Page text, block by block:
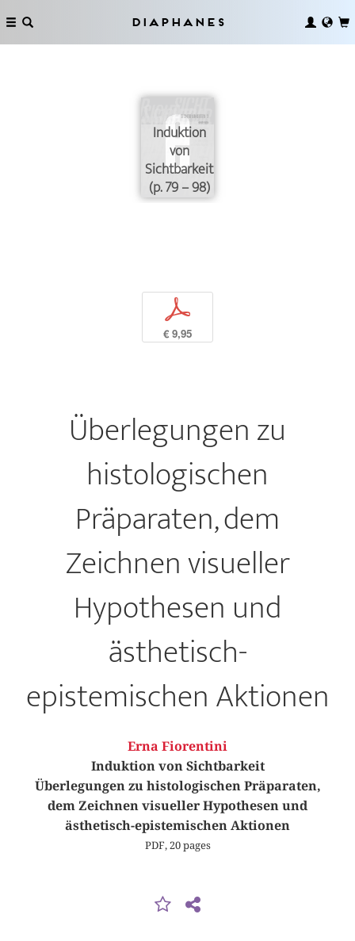
Diaphanes
Induktion
von
Sichtbarkeit
(p. 79 – 98)
p
€ 9,95
Überlegungen zu
histologischen
Präparaten, dem
Zeichnen visueller
Hypothesen und
ästhetisch-
epistemischen Aktionen
Erna Fiorentini
Induktion von Sichtbarkeit
Überlegungen zu histologischen Präparaten,
dem Zeichnen visueller Hypothesen und
ästhetisch-epistemischen Aktionen
PDF, 20 pages